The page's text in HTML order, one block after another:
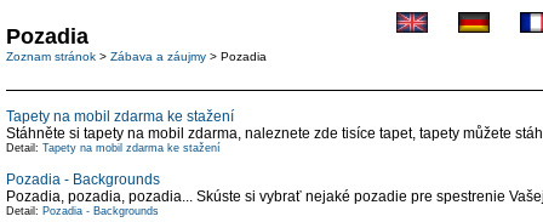
Pozadia
Zoznam stránok > Zábava a záujmy > Pozadia
Tapety na mobil zdarma ke stažení
Stáhněte si tapety na mobil zdarma, naleznete zde tisíce tapet, tapety můžete
Detail: Tapety na mobil zdarma ke stažení
Pozadia - Backgrounds
Pozadia, pozadia, pozadia... Skúste si vybrať nejaké pozadie pre spestrenie
Detail: Pozadia - Backgrounds